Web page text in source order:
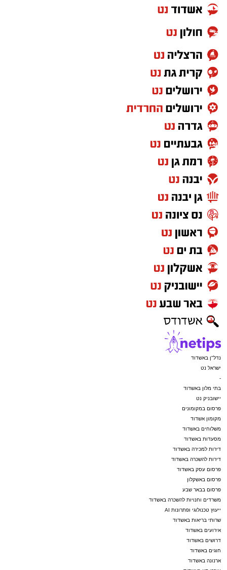
נדל"ן באשדוד
ישראל נט
-
בתי מלון באשדוד
יישובניק נט
פרסום במקומונים
מקומון אשדוד
משלוחים באשדוד
מסעדות באשדוד
דירות למכירה באשדוד
דירות להשכרה באשדוד
פרסום עסק באשדוד
פרסום באשקלון
פרסום בבאר שבע
משרדים וחנויות להשכרה באשדוד
ייעוץ טכנולוגי ופתרונות AI
שרותי בריאות באשדוד
אירועים באשדוד
דרושים באשדוד
חוגים באשדוד
ארנונה באשדוד